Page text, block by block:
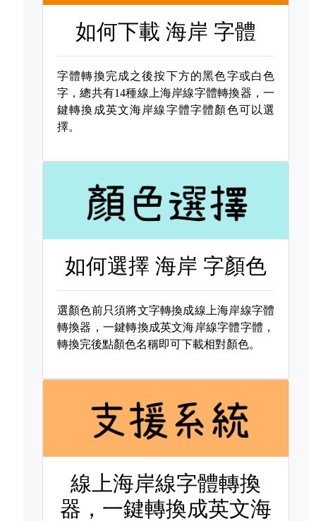
如何下載海岸 字體
字體轉換完成之後按下方的黑色字或白色
字，總共有14種線上海岸線字體轉換器，一
鍵轉換成英文海岸線字體字體顏色可以選
擇。
如何選擇海岸 字顏色
選顏色前只須將文字轉換成線上海岸線字體
轉換器，一鍵轉換成英文海岸線字體字體，
轉換完後點顏色名稱即可下載相對顏色。
線上海岸線字體轉換
器，一鍵轉換成英文海